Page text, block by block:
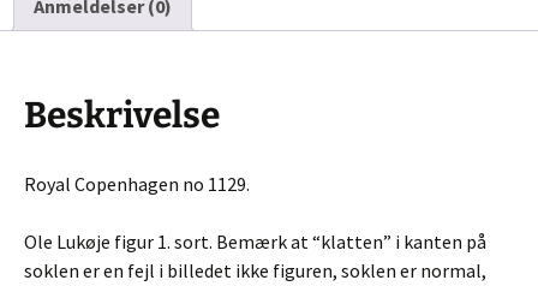
Anmeldelser (0)
Beskrivelse
Royal Copenhagen no 1129.
Ole Lukøje figur 1. sort. Bemærk at “klatten” i kanten på
soklen er en fejl i billedet ikke figuren, soklen er normal,